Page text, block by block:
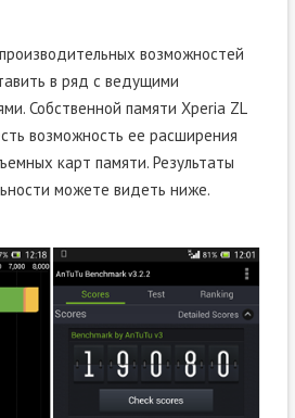
возможностей
в ряд с ведущими
Собственной памяти Xperia ZL
возможность ее расширения
карт памяти. Результаты
можете видеть ниже.